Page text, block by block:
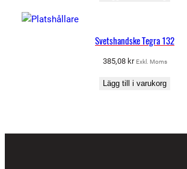
Svetshandske Tegra 132
385,08 kr Exkl. Moms
Lägg till i varukorg